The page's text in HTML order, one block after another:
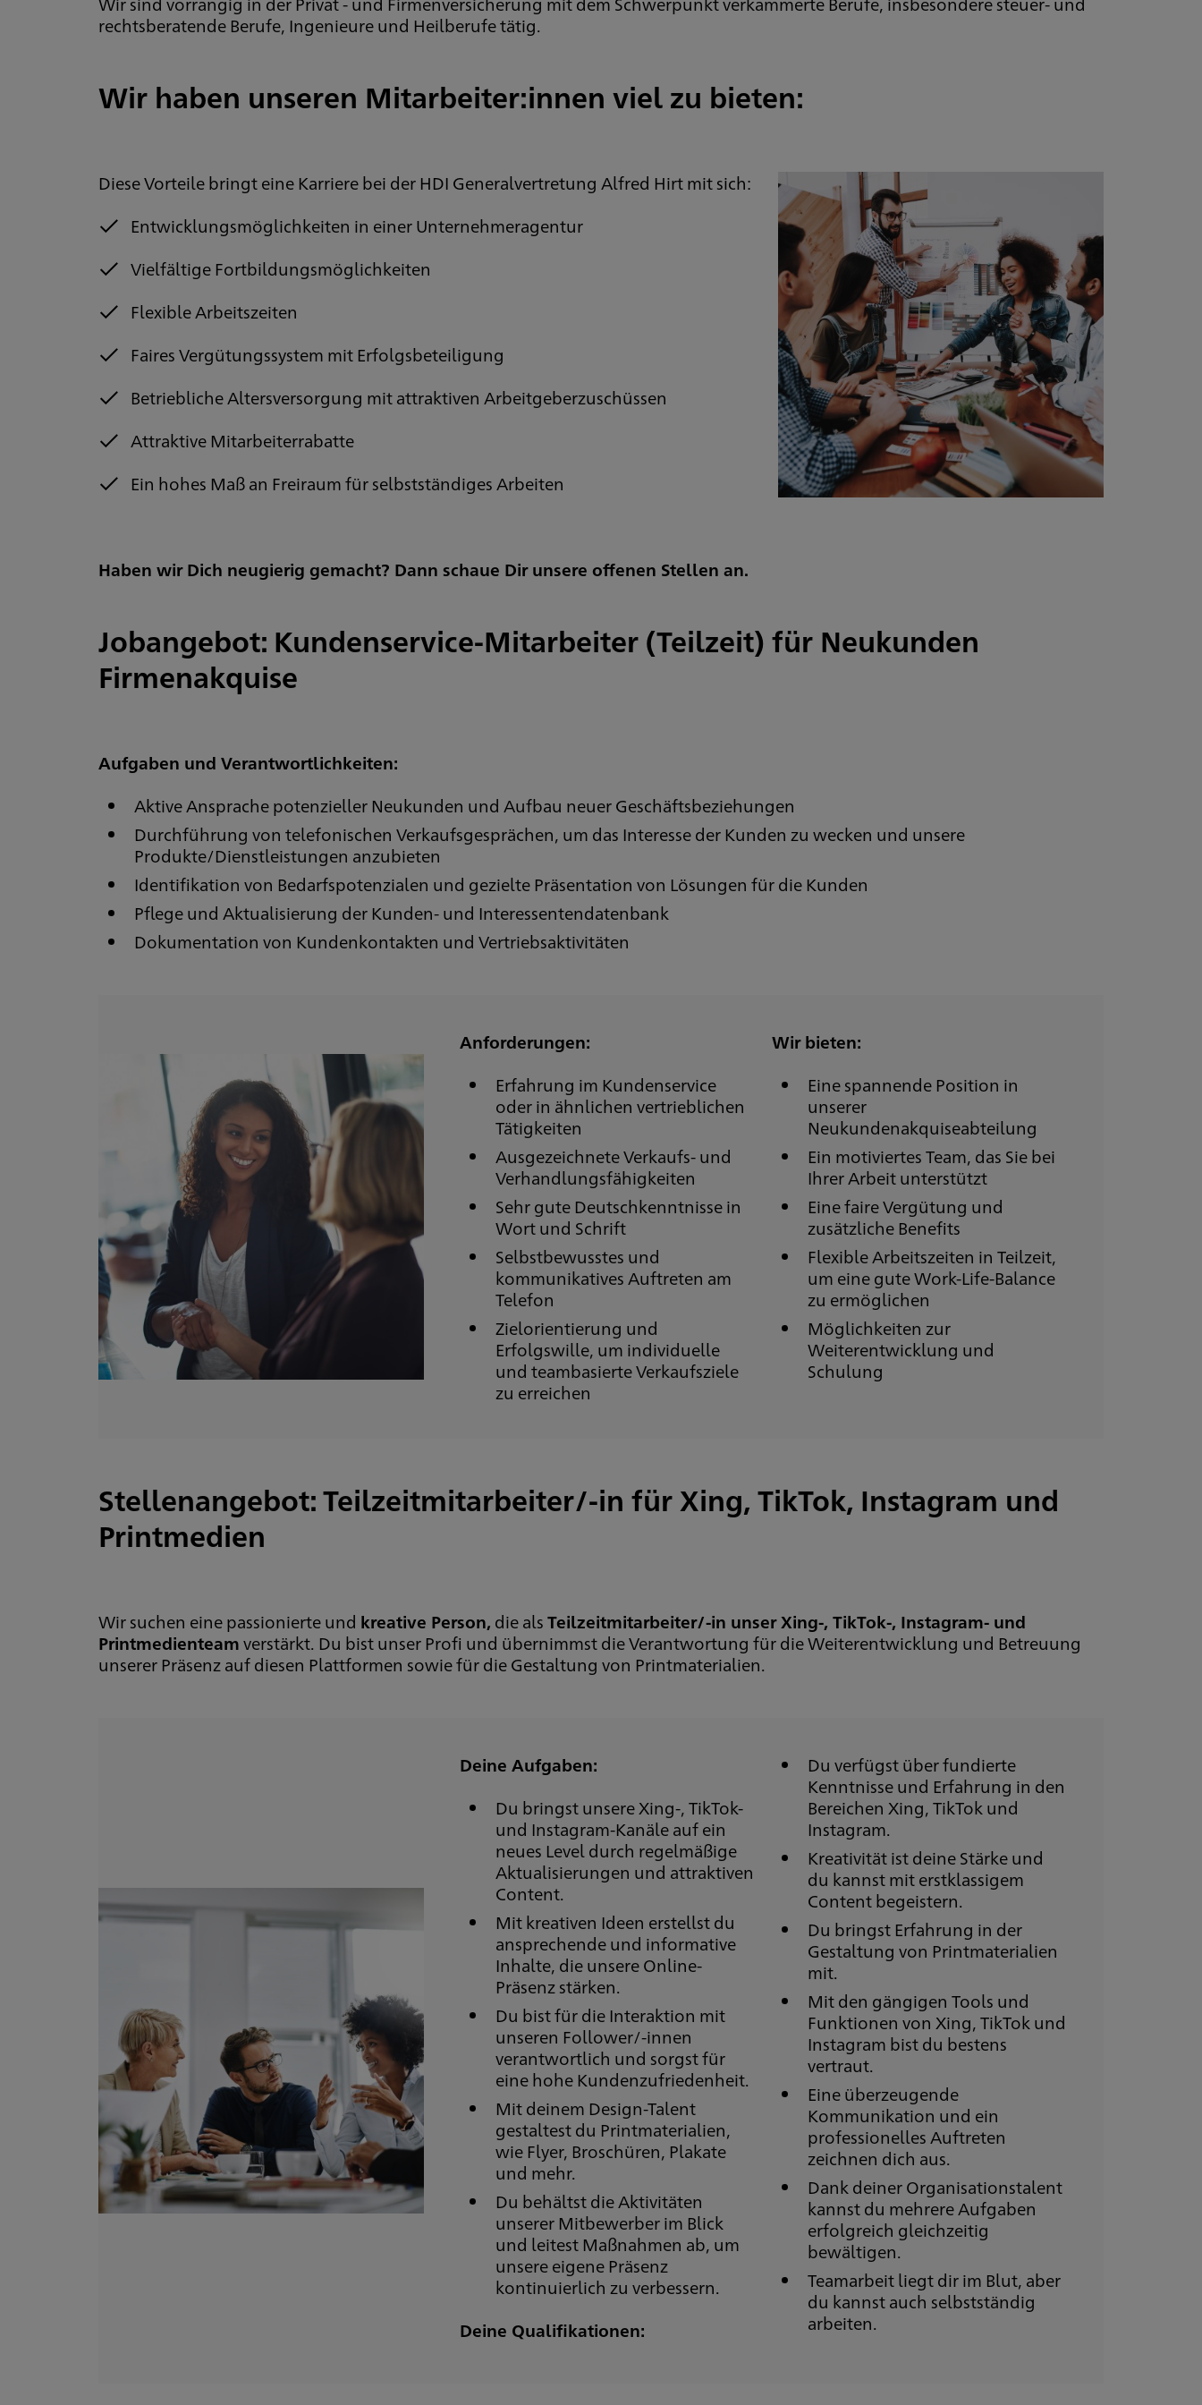
rechtsberatende Berufe, Ingenieure und Heilberufe tätig.
Wir haben unseren Mitarbeiter:innen viel zu bieten:
Diese Vorteile bringt eine Karriere bei der HDI Generalvertretung Alfred Hirt mit sich:
Entwicklungsmöglichkeiten in einer Unternehmeragentur
Vielfältige Fortbildungsmöglichkeiten
Flexible Arbeitszeiten
Faires Vergütungssystem mit Erfolgsbeteiligung
Betriebliche Altersversorgung mit attraktiven Arbeitgeberzuschüssen
Attraktive Mitarbeiterrabatte
Ein hohes Maß an Freiraum für selbstständiges Arbeiten
Haben wir Dich neugierig gemacht? Dann schaue Dir unsere offenen Stellen an.
Jobangebot: Kundenservice-Mitarbeiter (Teilzeit) für Neukunden
Firmenakquise
Aufgaben und Verantwortlichkeiten:
Aktive Ansprache potenzieller Neukunden und Aufbau neuer Geschäftsbeziehungen
Durchführung von telefonischen Verkaufsgesprächen, um das Interesse der Kunden zu wecken und unsere
Produkte/Dienstleistungen anzubieten
Identifikation von Bedarfspotenzialen und gezielte Präsentation von Lösungen für die Kunden
Pflege und Aktualisierung der Kunden- und Interessentendatenbank
Dokumentation von Kundenkontakten und Vertriebsaktivitäten
Anforderungen:
Erfahrung im Kundenservice
oder in ähnlichen vertrieblichen
Tätigkeiten
Ausgezeichnete Verkaufs- und
Verhandlungsfähigkeiten
Sehr gute Deutschkenntnisse in
Wort und Schrift
Selbstbewusstes und
kommunikatives Auftreten am
Telefon
Zielorientierung und
Erfolgswille, um individuelle
und teambasierte Verkaufsziele
zu erreichen
Wir bieten:
Eine spannende Position in
unserer
Neukundenakquiseabteilung
Ein motiviertes Team, das Sie bei
Ihrer Arbeit unterstützt
Eine faire Vergütung und
zusätzliche Benefits
Flexible Arbeitszeiten in Teilzeit,
um eine gute Work-Life-Balance
zu ermöglichen
Möglichkeiten zur
Weiterentwicklung und
Schulung
Stellenangebot: Teilzeitmitarbeiter/-in für Xing, TikTok, Instagram und
Printmedien
Wir suchen eine passionierte und kreative Person, die alsTeilzeitmitarbeiter/-in unser Xing-, TikTok-, Instagram- und
Printmedienteamverstärkt. Du bist unser Profi und übernimmst die Verantwortung für die Weiterentwicklung und Betreuung
unserer Präsenz auf diesen Plattformen sowie für die Gestaltung von Printmaterialien.
Deine Aufgaben:
Du bringst unsere Xing-, TikTok-
und Instagram-Kanäle auf ein
neues Level durch regelmäßige
Aktualisierungen und attraktiven
Content.
Mit kreativen Ideen erstellst du
ansprechende und informative
Inhalte, die unsere Online-
Präsenz stärken.
Du bist für die Interaktion mit
unseren Follower/-innen
verantwortlich und sorgst für
eine hohe Kundenzufriedenheit.
Mit deinem Design-Talent
gestaltest du Printmaterialien,
wie Flyer, Broschüren, Plakate
und mehr.
Du behältst die Aktivitäten
unserer Mitbewerber im Blick
und leitest Maßnahmen ab, um
unsere eigene Präsenz
kontinuierlich zu verbessern.
Deine Qualifikationen:
Du verfügst über fundierte
Kenntnisse und Erfahrung in den
Bereichen Xing, TikTok und
Instagram.
Kreativität ist deine Stärke und
du kannst mit erstklassigem
Content begeistern.
Du bringst Erfahrung in der
Gestaltung von Printmaterialien
mit.
Mit den gängigen Tools und
Funktionen von Xing, TikTok und
Instagram bist du bestens
vertraut.
Eine überzeugende
Kommunikation und ein
professionelles Auftreten
zeichnen dich aus.
Dank deiner Organisationstalent
kannst du mehrere Aufgaben
erfolgreich gleichzeitig
bewältigen.
Teamarbeit liegt dir im Blut, aber
du kannst auch selbstständig
arbeiten.